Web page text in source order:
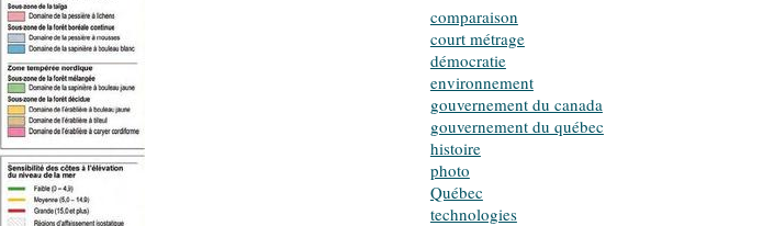
comparaison
court métrage
démocratie
environnement
gouvernement du canada
gouvernement du québec
histoire
photo
Québec
technologies